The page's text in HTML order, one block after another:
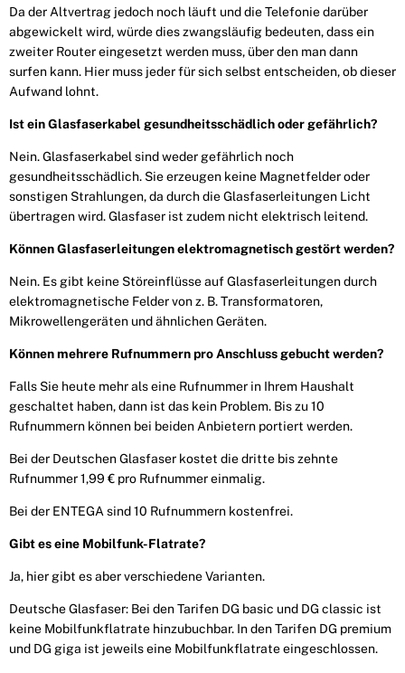
Da der Alt­vertrag jedoch noch läuft und die Telefonie darüber
abgewickelt wird, würde dies zwangsläufig be­deuten, dass ein
zweiter Router eingesetzt werden muss, über den man dann
surfen kann. Hier muss jeder für sich selbst entscheiden, ob dieser
Aufwand lohnt.
Ist ein Glasfaserkabel gesundheitsschädlich oder gefährlich?
Nein. Glasfaserkabel sind weder gefährlich noch
gesundheitsschädlich. Sie erzeugen keine Magnet­felder oder
sonstigen Strahlungen, da durch die Glasfaserleitungen Licht
übertragen wird. Glasfaser ist zudem nicht elektrisch leitend.
Können Glasfaserleitungen elektromagnetisch gestört werden?
Nein. Es gibt keine Störeinflüsse auf Glasfaserleitungen durch
elektromagnetische Felder von z. B. Transformatoren,
Mikrowellengeräten und ähnlichen Geräten.
Können mehrere Rufnummern pro Anschluss gebucht werden?
Falls Sie heute mehr als eine Rufnummer in Ihrem Haushalt
geschaltet haben, dann ist das kein Pro­blem. Bis zu 10
Rufnummern können bei beiden Anbietern portiert werden.
Bei der Deutschen Glasfaser kostet die dritte bis zehnte
Rufnummer 1,99 € pro Rufnummer einmalig.
Bei der ENTEGA sind 10 Rufnummern kostenfrei.
Gibt es eine Mobilfunk-Flatrate?
Ja, hier gibt es aber verschiedene Varianten.
Deutsche Glasfaser: Bei den Tarifen DG basic und DG classic ist
keine Mobilfunkflatrate hinzubuch­bar. In den Tarifen DG premium
und DG giga ist jeweils eine Mobilfunkflatrate eingeschlossen.